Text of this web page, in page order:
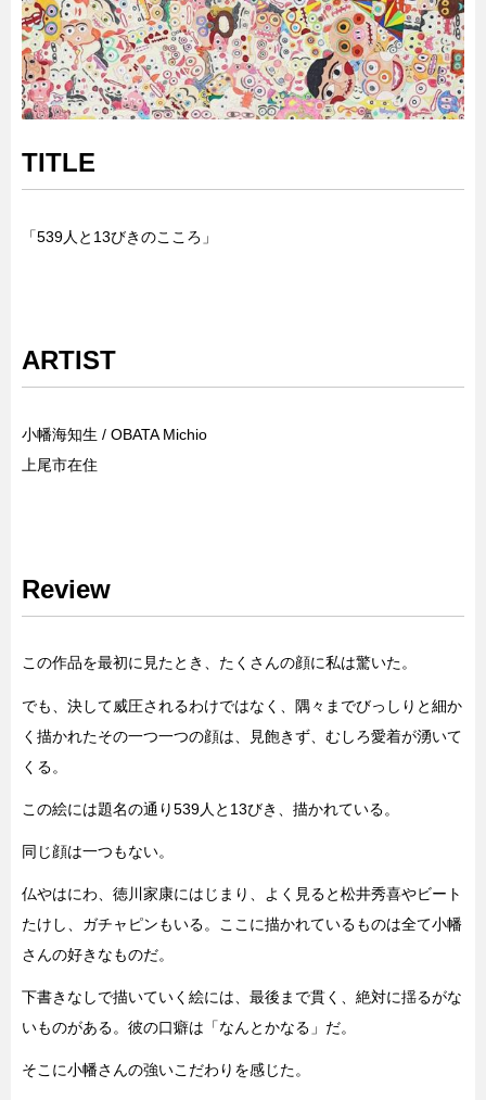
TITLE
「539人と13びきのこころ」
ARTIST
小幡海知生 / OBATA Michio
上尾市在住
Review
この作品を最初に見たとき、たくさんの顔に私は驚いた。
でも、決して威圧されるわけではなく、隅々までびっしりと細か
く描かれたその一つ一つの顔は、見飽きず、むしろ愛着が湧いて
くる。
この絵には題名の通り539人と13びき、描かれている。
同じ顔は一つもない。
仏やはにわ、徳川家康にはじまり、よく見ると松井秀喜やビート
たけし、ガチャピンもいる。ここに描かれているものは全て小幡
さんの好きなものだ。
下書きなしで描いていく絵には、最後まで貫く、絶対に揺るがな
いものがある。彼の口癖は「なんとかなる」だ。
そこに小幡さんの強いこだわりを感じた。